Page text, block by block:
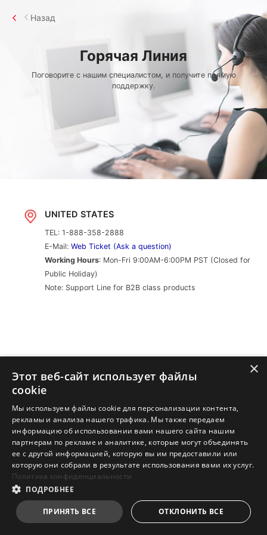
Горячая Линия
Поговорите с нашим специалистом, и получите прямую
поддержку.
Назад
UNITED STATES
TEL: 1-888-358-2888
E-Mail: Web Ticket (Ask a question)
Working Hours: Mon-Fri 9:00AM-6:00PM PST (Closed for
Public Holiday)
Note: Support Line for B2B class products
×
Этот веб-сайт использует файлы
cookie
Мы используем файлы cookie для персонализации контента,
рекламы и анализа нашего трафика. Мы также передаем
информацию об использовании вами нашего сайта нашим
партнерам по рекламе и аналитике, которые могут объединять
ее с другой информацией, которую вы им предоставили или
которую они собрали в результате использования вами их услуг.
Политика конфиденциальности
ПОДРОБНЕЕ
ПРИНЯТЬ ВСЕ ОТКЛОНИТЬ ВСЕ